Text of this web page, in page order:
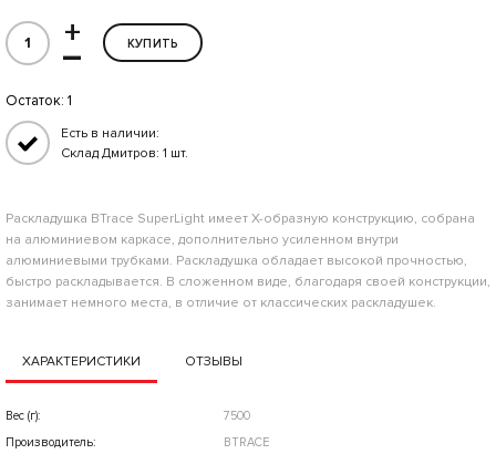
–
+ КУПИТЬ
Остаток: 1
Есть в наличии:
Склад Дмитров: 1 шт.
Раскладушка BTrace SuperLight имеет Х-образную конструкцию, собрана
на алюминиевом каркасе, дополнительно усиленном внутри
алюминиевыми трубками. Раскладушка обладает высокой прочностью,
быстро раскладывается. В сложенном виде, благодаря своей конструкции,
занимает немного места, в отличие от классических раскладушек.
ХАРАКТЕРИСТИКИ ОТЗЫВЫ
Вес (г):
7500
Производитель:
BTRACE